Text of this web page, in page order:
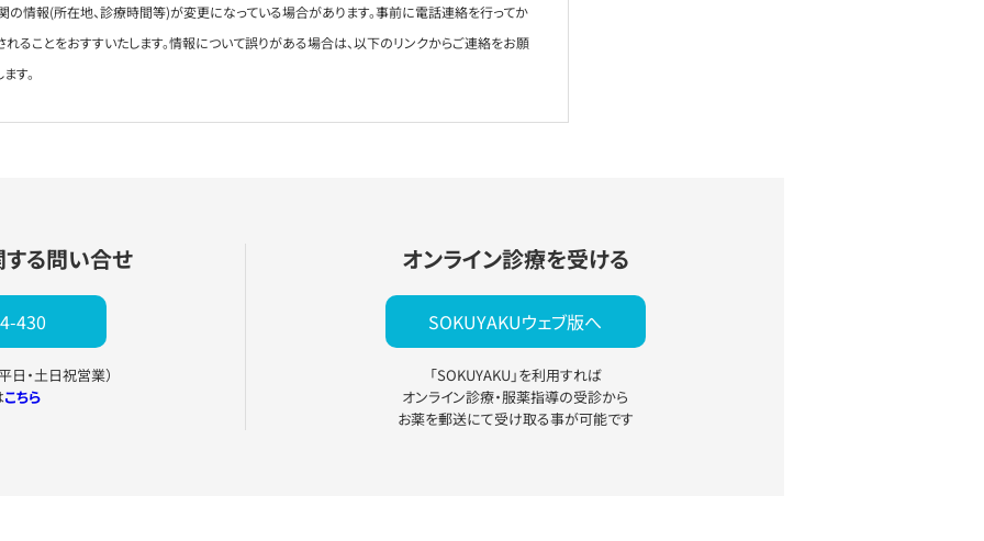
の情報(所在地、診療時間等)が変更になっている場合があります。事前に電話連絡を行ってか
れることをおすすいたします。情報について誤りがある場合は、以下のリンクからご連絡をお願
す。
る問い合せ
430
日・土日祝営業）
こちら
オンライン診療を受ける
SOKUYAKUウェブ版へ
「SOKUYAKU」を利用すれば
オンライン診療・服薬指導の受診から
お薬を郵送にて受け取る事が可能です